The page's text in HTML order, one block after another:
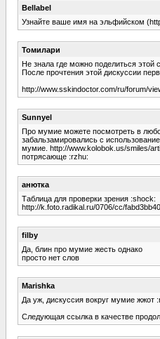
Bellabel
Узнайте ваше имя на эльфийском
Томилари
Не знала где можно поделиться
После прочтения этой дискуссии
http://www.sskindoctor.com/ru/forum/
Sunnyel
Про мумие можете посмотреть в
забальзамировались с
мумие. http://www.kolobok.us/smiles/
потрясающе :rzhu:
анютка
Таблица для проверки зрения :shock:
http://k.foto.radikal.ru/0706/cc/
filby
Да, блин про мумие жесть однако
просто нет слов
Marishka
Да уж, дискуссия вокруг мумие жжот
Следующая ссылка в качестве